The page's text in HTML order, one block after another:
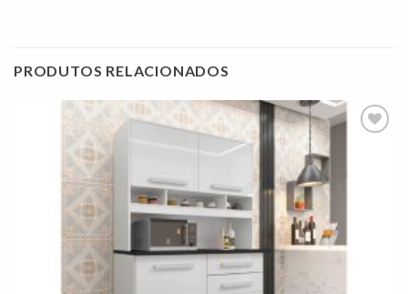
PRODUTOS RELACIONADOS